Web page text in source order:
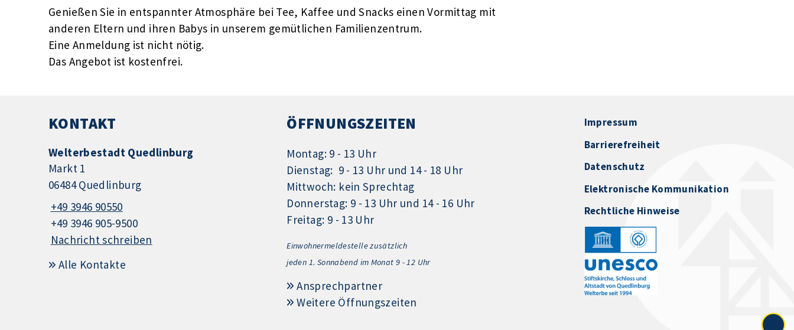
Genießen Sie in entspannter Atmosphäre bei Tee, Kaffee und Snacks einen Vormittag mit
anderen Eltern und ihren Babys in unserem gemütlichen Familienzentrum.
Eine Anmeldung ist nicht nötig.
Das Angebot ist kostenfrei.
KONTAKT
Welterbestadt Quedlinburg
Markt 1
06484 Quedlinburg
+49 3946 90550
+49 3946 905-9500
Nachricht schreiben
Alle Kontakte
ÖFFNUNGSZEITEN
Montag: 9 - 13 Uhr
Dienstag: 9 - 13 Uhr und 14 - 18 Uhr
Mittwoch: kein Sprechtag
Donnerstag: 9 - 13 Uhr und 14 - 16 Uhr
Freitag: 9 - 13 Uhr
Einwohnermeldestelle zusätzlich
jeden 1. Sonnabend im Monat 9 - 12 Uhr
Ansprechpartner
Weitere Öffnungszeiten
Impressum
Barrierefreiheit
Datenschutz
Elektronische Kommunikation
Rechtliche Hinweise